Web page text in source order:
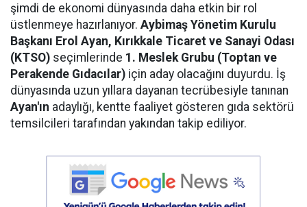
şimdi de ekonomi dünyasında daha etkin bir rol
üstlenmeye hazırlanıyor. Aybimaş Yönetim Kurulu
Başkanı Erol Ayan, Kırıkkale Ticaret ve Sanayi Odası
(KTSO) seçimlerinde 1. Meslek Grubu (Toptan ve
Perakende Gıdacılar) için aday olacağını duyurdu. İş
dünyasında uzun yıllara dayanan tecrübesiyle tanınan
Ayan'ın adaylığı, kentte faaliyet gösteren gıda sektörü
temsilcileri tarafından yakından takip ediliyor.